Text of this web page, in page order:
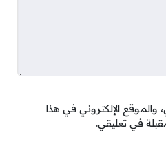
والموقع الإلكتروني في هذا
في تعليقي.